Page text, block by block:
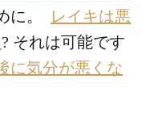
に。
レイキは悪
? それは可能です
に気分が悪くな